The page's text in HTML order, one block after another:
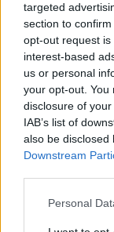
targeted
section to
opt-out request
interest-based
us or personal
your opt-out. You
disclosure of
IAB’s list of
also be disclosed
Downstream
Please note that
Personal
Sigue
FISCO